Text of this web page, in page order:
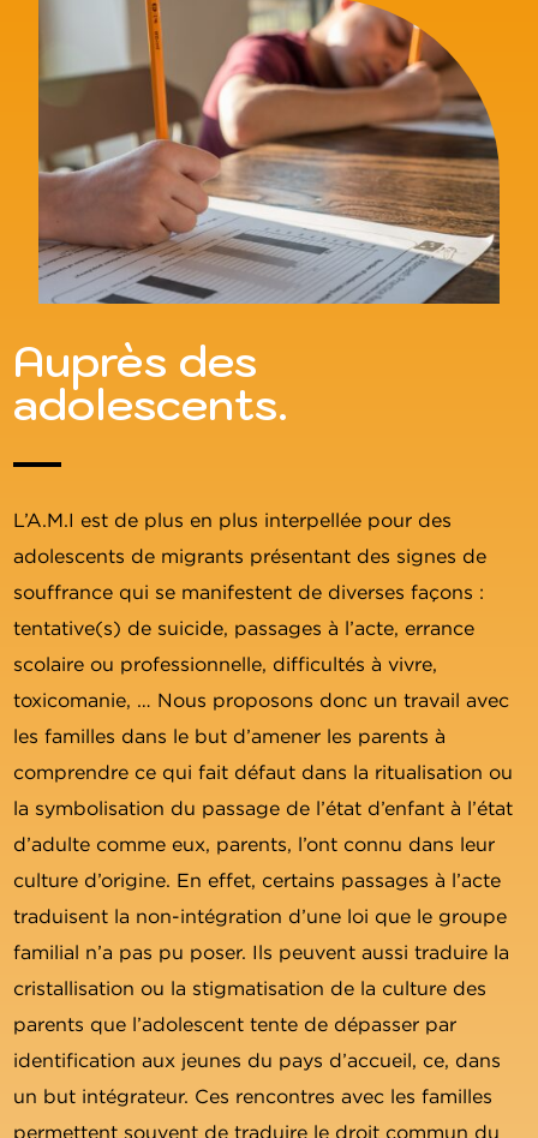
Auprès des
adolescents.
L’A.M.I est de plus en plus interpellée pour des
adolescents de migrants présentant des signes de
souffrance qui se manifestent de diverses façons :
tentative(s) de suicide, passages à l’acte, errance
scolaire ou professionnelle, difficultés à vivre,
toxicomanie, … Nous proposons donc un travail avec
les familles dans le but d’amener les parents à
comprendre ce qui fait défaut dans la ritualisation ou
la symbolisation du passage de l’état d’enfant à l’état
d’adulte comme eux, parents, l’ont connu dans leur
culture d’origine. En effet, certains passages à l’acte
traduisent la non-intégration d’une loi que le groupe
familial n’a pas pu poser. Ils peuvent aussi traduire la
cristallisation ou la stigmatisation de la culture des
parents que l’adolescent tente de dépasser par
identification aux jeunes du pays d’accueil, ce, dans
un but intégrateur. Ces rencontres avec les familles
permettent souvent de traduire le droit commun du